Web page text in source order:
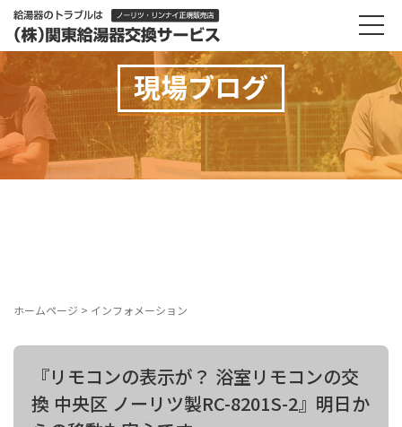
現場ブログ
ホームページ > インフォメーション
『リモコンの表示が？ 浴室リモコンの交
換 中央区 ノーリツ製RC-8201S-2』明日か